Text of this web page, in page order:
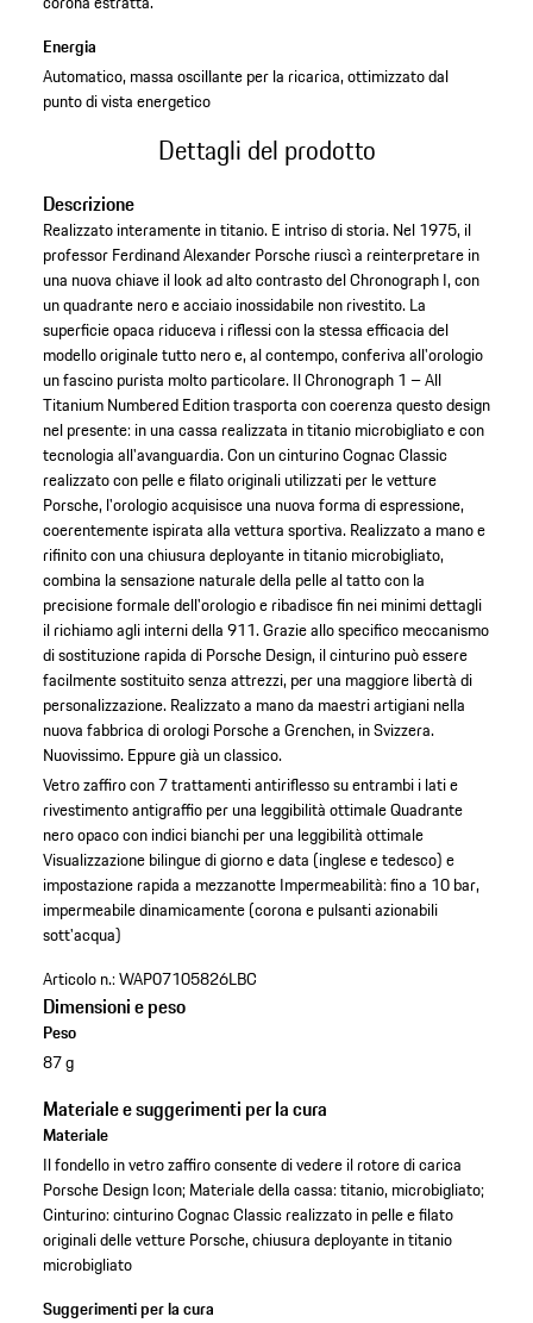
Energia
Automatico, massa oscillante per la ricarica, ottimizzato dal
punto di vista energetico
Dettagli del prodotto
Descrizione
Realizzato interamente in titanio. E intriso di storia. Nel 1975, il
professor Ferdinand Alexander Porsche riuscì a reinterpretare in
una nuova chiave il look ad alto contrasto del Chronograph I, con
un quadrante nero e acciaio inossidabile non rivestito. La
superficie opaca riduceva i riflessi con la stessa efficacia del
modello originale tutto nero e, al contempo, conferiva all'orologio
un fascino purista molto particolare. Il Chronograph 1 – All
Titanium Numbered Edition trasporta con coerenza questo design
nel presente: in una cassa realizzata in titanio microbigliato e con
tecnologia all'avanguardia. Con un cinturino Cognac Classic
realizzato con pelle e filato originali utilizzati per le vetture
Porsche, l'orologio acquisisce una nuova forma di espressione,
coerentemente ispirata alla vettura sportiva. Realizzato a mano e
rifinito con una chiusura deployante in titanio microbigliato,
combina la sensazione naturale della pelle al tatto con la
precisione formale dell'orologio e ribadisce fin nei minimi dettagli
il richiamo agli interni della 911. Grazie allo specifico meccanismo
di sostituzione rapida di Porsche Design, il cinturino può essere
facilmente sostituito senza attrezzi, per una maggiore libertà di
personalizzazione. Realizzato a mano da maestri artigiani nella
nuova fabbrica di orologi Porsche a Grenchen, in Svizzera.
Nuovissimo. Eppure già un classico.
Vetro zaffiro con 7 trattamenti antiriflesso su entrambi i lati e
rivestimento antigraffio per una leggibilità ottimaleQuadrante
nero opaco con indici bianchi per una leggibilità ottimale
Visualizzazione bilingue di giorno e data (inglese e tedesco) e
impostazione rapida a mezzanotte Impermeabilità: fino a 10 bar,
impermeabile dinamicamente (corona e pulsanti azionabili
sott'acqua)
Articolo n.:WAP07105826LBC
Dimensioni e peso
Peso
87 g
Materiale e suggerimenti per la cura
Materiale
Il fondello in vetro zaffiro consente di vedere il rotore di carica
Porsche Design Icon; Materiale della cassa: titanio, microbigliato;
Cinturino: cinturino Cognac Classic realizzato in pelle e filato
originali delle vetture Porsche, chiusura deployante in titanio
microbigliato
Suggerimenti per la cura